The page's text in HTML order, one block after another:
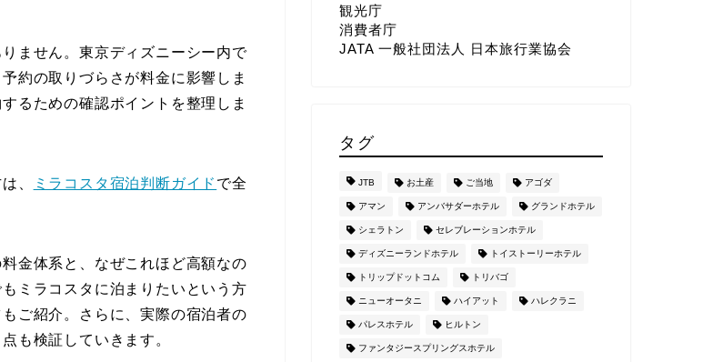
ません。東京ディズニーシー内で
約の取りづらさが料金に影響しま
るための確認ポイントを整理しま
、 ミラコスタ宿泊判断ガイド で全
金体系と、なぜこれほど高額なの
ミラコスタに泊まりたいという方
ご紹介。さらに、実際の宿泊者の
も検証していきます。
観光庁
消費者庁
JATA 一般社団法人 日本旅行業協会
タグ
JTB お土産 ご当地 アゴダ
アマン アンバサダーホテル グランドホテル
シェラトン セレブレーションホテル
ディズニーランドホテル トイストーリーホテル
トリップドットコム トリバゴ
ニューオータニ ハイアット ハレクラニ
パレスホテル ヒルトン
ファンタジースプリングスホテル